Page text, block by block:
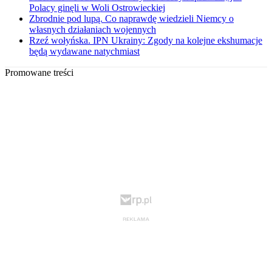
Polacy ginęli w Woli Ostrowieckiej
Zbrodnie pod lupą. Co naprawdę wiedzieli Niemcy o
własnych działaniach wojennych
Rzeź wołyńska. IPN Ukrainy: Zgody na kolejne ekshumacje
będą wydawane natychmiast
Promowane treści